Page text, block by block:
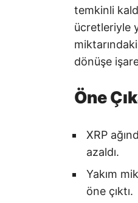
temkinli
ücretleriyle
dönüşe
Öne
XRP
azaldı.
Yakım
öne çıktı.